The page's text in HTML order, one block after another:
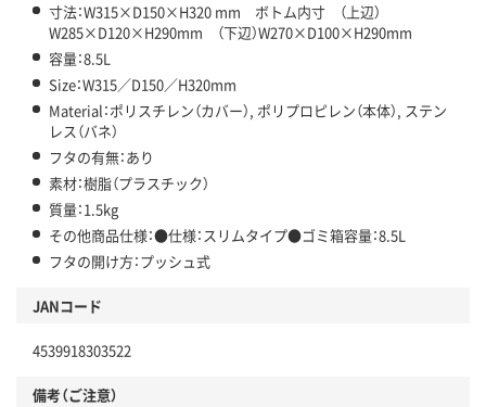
寸法：W315×D150×H320 mm ボトム内寸 （上辺）
W285×D120×H290mm （下辺）W270×D100×H290mm
容量：8.5L
Size：W315／D150／H320mm
Material：ポリスチレン（カバー）, ポリプロピレン（本体）, ステン
レス（バネ）
フタの有無：あり
素材：樹脂（プラスチック）
質量：1.5kg
その他商品仕様：●仕様：スリムタイプ●ゴミ箱容量：8.5L
フタの開け方：プッシュ式
JANコード
4539918303522
備考（ご注意）